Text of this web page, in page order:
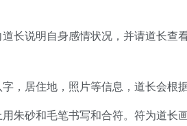
道长说明自身感情状况，并请道长查
，居住地，照片等信息，道长会根
用朱砂和毛笔书写和合符。符为道